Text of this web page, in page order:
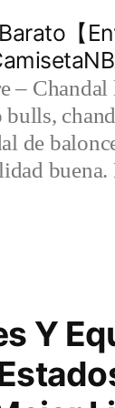
【
– Chandal
bulls,
de
Y